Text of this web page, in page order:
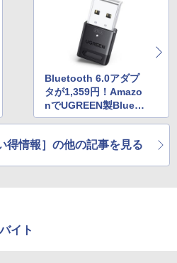
Bluetooth 6.0アダプ
タが1,359円！Amazo
nでUGREEN製Blueto
othアダプタが安い
得情報］の他の記事を見る
イト